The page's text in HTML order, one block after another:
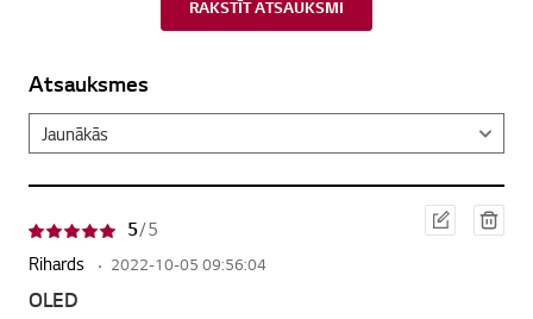
RAKSTĪT ATSAUKSMI
Atsauksmes
5/ 5
Rihards
2022-10-05 09:56:04
OLED
Red
iģēt
Dzē
st